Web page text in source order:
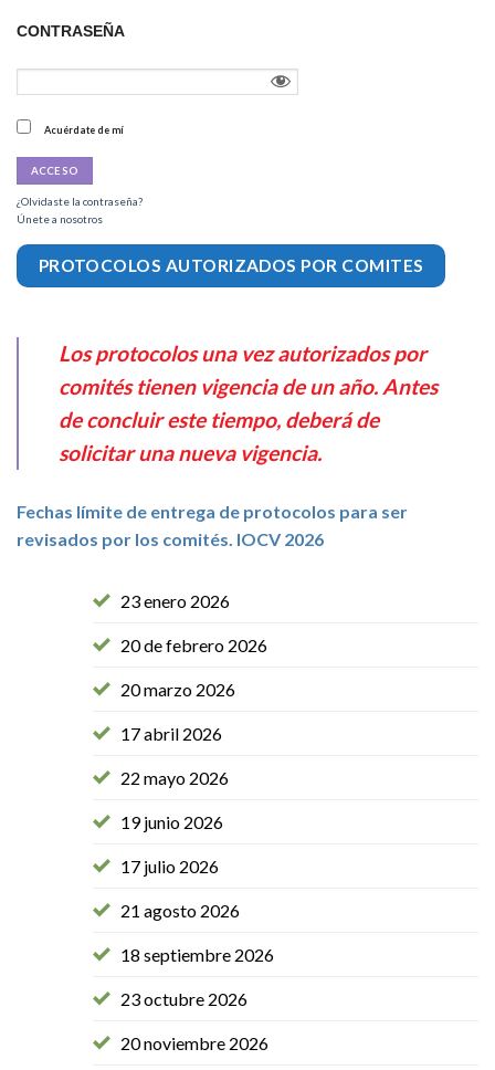
CONTRASEÑA
Acuérdate de mí
¿Olvidaste la contraseña?
Únete a nosotros
PROTOCOLOS AUTORIZADOS POR COMITES
Los protocolos una vez autorizados por
comités tienen vigencia de un año. Antes
de concluir este tiempo, deberá de
solicitar una nueva vigencia.
Fechas límite de entrega de protocolos para ser
revisados por los comités. lOCV 2026
23 enero 2026
20 de febrero 2026
20 marzo 2026
17 abril 2026
22 mayo 2026
19 junio 2026
17 julio 2026
21 agosto 2026
18 septiembre 2026
23 octubre 2026
20 noviembre 2026